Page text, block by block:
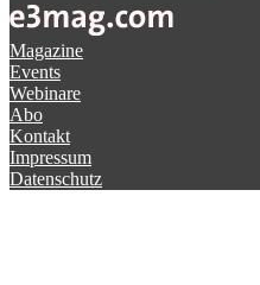
Magazine
Events
Webinare
Abo
Kontakt
Impressum
Datenschutz